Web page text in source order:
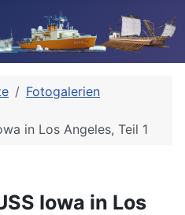
Fotogalerien
in Los Angeles, Teil 1
Iowa in Los